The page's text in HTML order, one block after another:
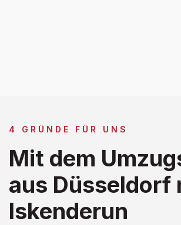
4 GRÜNDE FÜR UNS
Mit dem
aus Düsseldorf
Iskenderun